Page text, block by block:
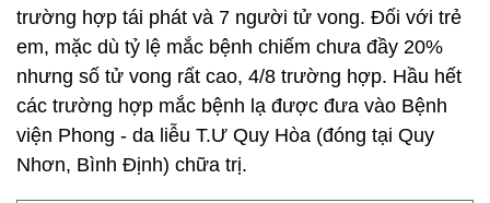
trường hợp tái phát và 7 người tử vong. Đối với trẻ
em, mặc dù tỷ lệ mắc bệnh chiếm chưa đầy 20%
nhưng số tử vong rất cao, 4/8 trường hợp. Hầu hết
các trường hợp mắc bệnh lạ được đưa vào Bệnh
viện Phong - da liễu T.Ư Quy Hòa (đóng tại Quy
Nhơn, Bình Định) chữa trị.